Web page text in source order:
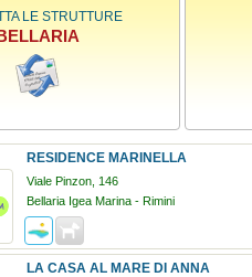
LE STRUTTURE
RESIDENCE MARINELLA
Viale Pinzon, 146
Bellaria Igea Marina - Rimini
LA CASA AL MARE DI ANNA